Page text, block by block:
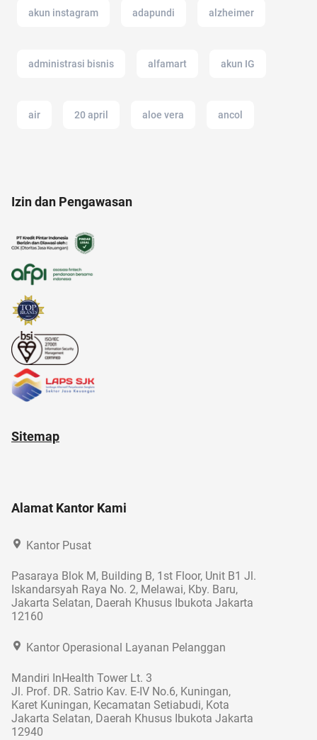
akun instagram adapundi alzheimer
administrasi bisnis alfamart akun IG
air 20 april aloe vera ancol
Izin dan Pengawasan
Sitemap
Alamat Kantor Kami
Kantor Pusat
Pasaraya Blok M, Building B, 1st Floor, Unit B1 Jl.
Iskandarsyah Raya No. 2, Melawai, Kby. Baru,
Jakarta Selatan, Daerah Khusus Ibukota Jakarta
12160
Kantor Operasional Layanan Pelanggan
Mandiri InHealth Tower Lt. 3
Jl. Prof. DR. Satrio Kav. E-IV No.6, Kuningan,
Karet Kuningan, Kecamatan Setiabudi, Kota
Jakarta Selatan, Daerah Khusus Ibukota Jakarta
12940